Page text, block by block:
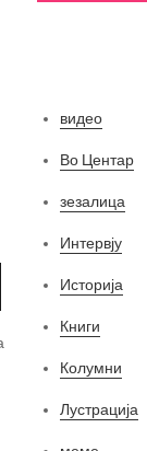
видео
Во Центар
зезалица
Интервју
Историја
Книги
Колумни
Лустрација